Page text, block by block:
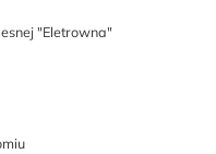
"Eletrowna"